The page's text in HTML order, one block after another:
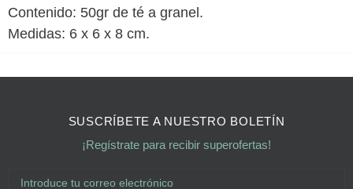
Contenido: 50gr de té a granel.
Medidas: 6 x 6 x 8 cm.
SUSCRÍBETE A NUESTRO BOLETÍN
¡Regístrate para recibir superofertas!